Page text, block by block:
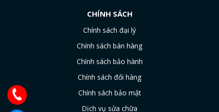
CHÍNH SÁCH
Chính sách đại lý
Chính sách bán hàng
Chính sách bảo hành
Chính sách đổi hàng
Chính sách bảo mật
Dịch vụ sửa chữa